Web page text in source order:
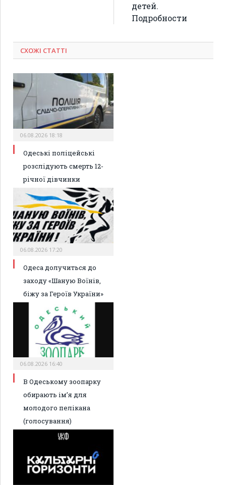
детей.
Подробности
СХОЖІ СТАТТІ
06.08.2026 18:18
Одеські поліцейські
розслідують смерть 12-
річної дівчинки
06.08.2026 17:20
Одеса долучиться до
заходу «Шаную Воїнів,
біжу за Героїв України»
06.08.2026 16:40
В Одеському зоопарку
обирають ім’я для
молодого пелікана
(голосування)